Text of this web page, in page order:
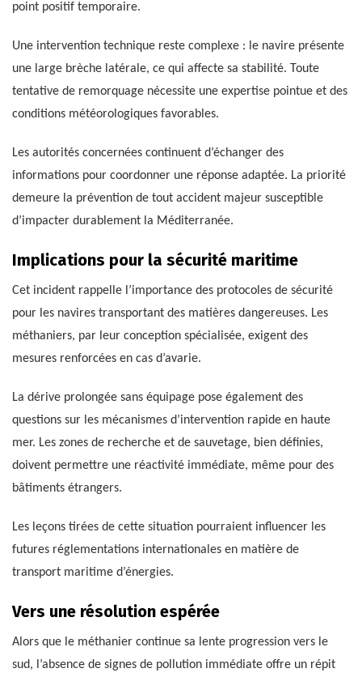
point positif temporaire.
Une intervention technique reste complexe : le navire présente
une large brèche latérale, ce qui affecte sa stabilité. Toute
tentative de remorquage nécessite une expertise pointue et des
conditions météorologiques favorables.
Les autorités concernées continuent d’échanger des
informations pour coordonner une réponse adaptée. La priorité
demeure la prévention de tout accident majeur susceptible
d’impacter durablement la Méditerranée.
Implications pour la sécurité maritime
Cet incident rappelle l’importance des protocoles de sécurité
pour les navires transportant des matières dangereuses. Les
méthaniers, par leur conception spécialisée, exigent des
mesures renforcées en cas d’avarie.
La dérive prolongée sans équipage pose également des
questions sur les mécanismes d’intervention rapide en haute
mer. Les zones de recherche et de sauvetage, bien définies,
doivent permettre une réactivité immédiate, même pour des
bâtiments étrangers.
Les leçons tirées de cette situation pourraient influencer les
futures réglementations internationales en matière de
transport maritime d’énergies.
Vers une résolution espérée
Alors que le méthanier continue sa lente progression vers le
sud, l’absence de signes de pollution immédiate offre un répit